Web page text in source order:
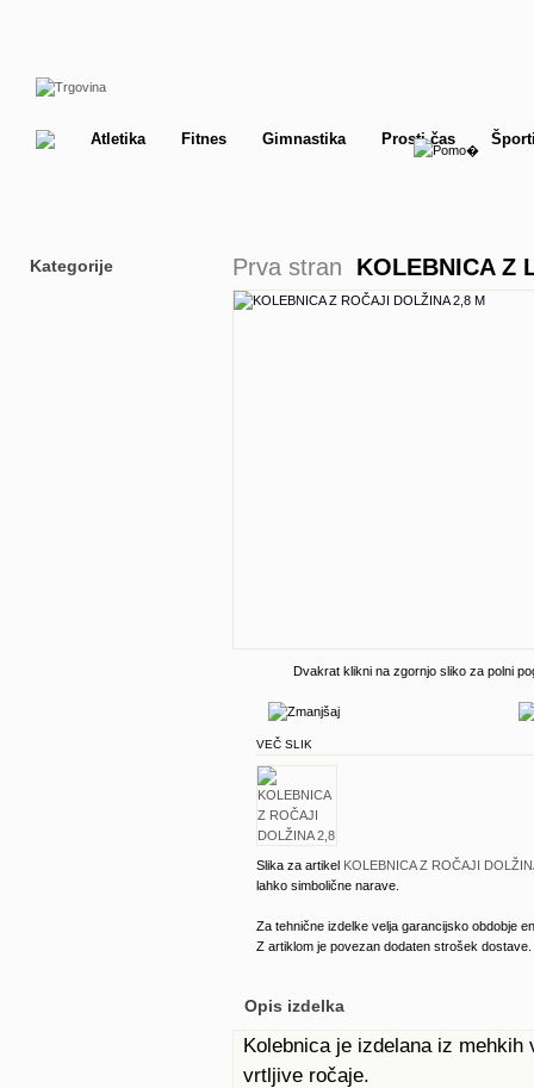
Atletika Fitnes Gimnastika Prosti čas
Kategorije Prva stran KOLEBNICA Z
Dvakrat klikni na zgornjo sliko za polni
VEČ SLIK
Slika za artikel KOLEBNICA Z ROČAJI
lahko simbolične narave.
Za tehnične izdelke velja garancijsko obdobje
Z artiklom je povezan dodaten strošek dostave.
Opis izdelka
Kolebnica je izdelana iz
vrtljive ročaje.